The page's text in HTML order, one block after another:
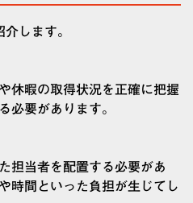
します。
休暇の取得状況を正確に把握
必要があります。
担当者を配置する必要があ
時間といった負担が生じてし